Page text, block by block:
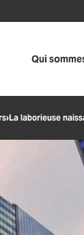
Qui
›La laborieuse